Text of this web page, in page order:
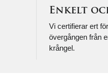
Enkelt
Vi certifierar ert
övergången från
krångel.